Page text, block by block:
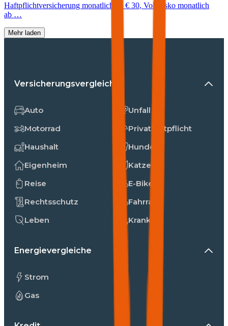
Haftpflichtversicherung monatlich ab € 30, Vollkasko monatlich
ab …
Mehr laden
Versicherungsvergleiche
Auto
Motorrad
Haushalt
Eigenheim
Reise
Rechtsschutz
Leben
Unfall
Privathaftpflicht
Hunde
Katzen
E-Bike
Fahrrad
Kranken
Energievergleiche
Strom
Gas